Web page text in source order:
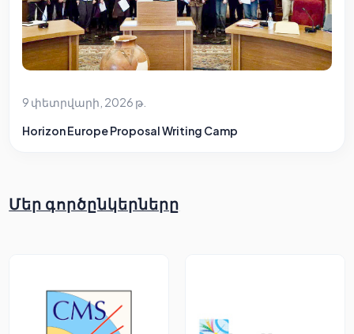
9 փետրվարի, 2026 թ.
Horizon Europe Proposal Writing Camp
Մեր գործընկերները